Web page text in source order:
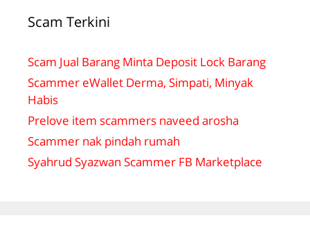
Scam Terkini
Scam Jual Barang Minta Deposit Lock Barang
Scammer eWallet Derma, Simpati, Minyak
Habis
Prelove item scammers naveed arosha
Scammer nak pindah rumah
Syahrud Syazwan Scammer FB Marketplace